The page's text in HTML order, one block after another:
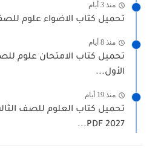
منذ 3 أيام
تحميل كتاب الاضواء علوم
منذ 8 أيام
تحميل كتاب الامتحان علوم
الأول...
منذ 19 أيام
تحميل كتاب العلوم للصف
2027 PDF...